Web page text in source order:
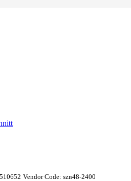
Vendor Code: szn48-2400